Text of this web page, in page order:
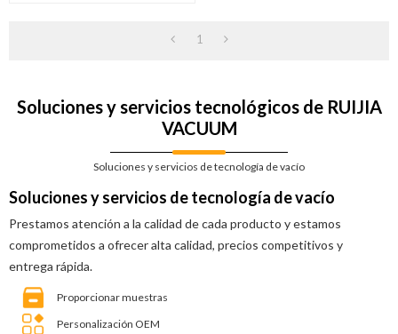
1
Soluciones y servicios tecnológicos de RUIJIA
VACUUM
Soluciones y servicios de tecnología de vacío
Soluciones y servicios de tecnología de vacío
Prestamos atención a la calidad de cada producto y estamos
comprometidos a ofrecer alta calidad, precios competitivos y
entrega rápida.
Proporcionar muestras
Personalización OEM